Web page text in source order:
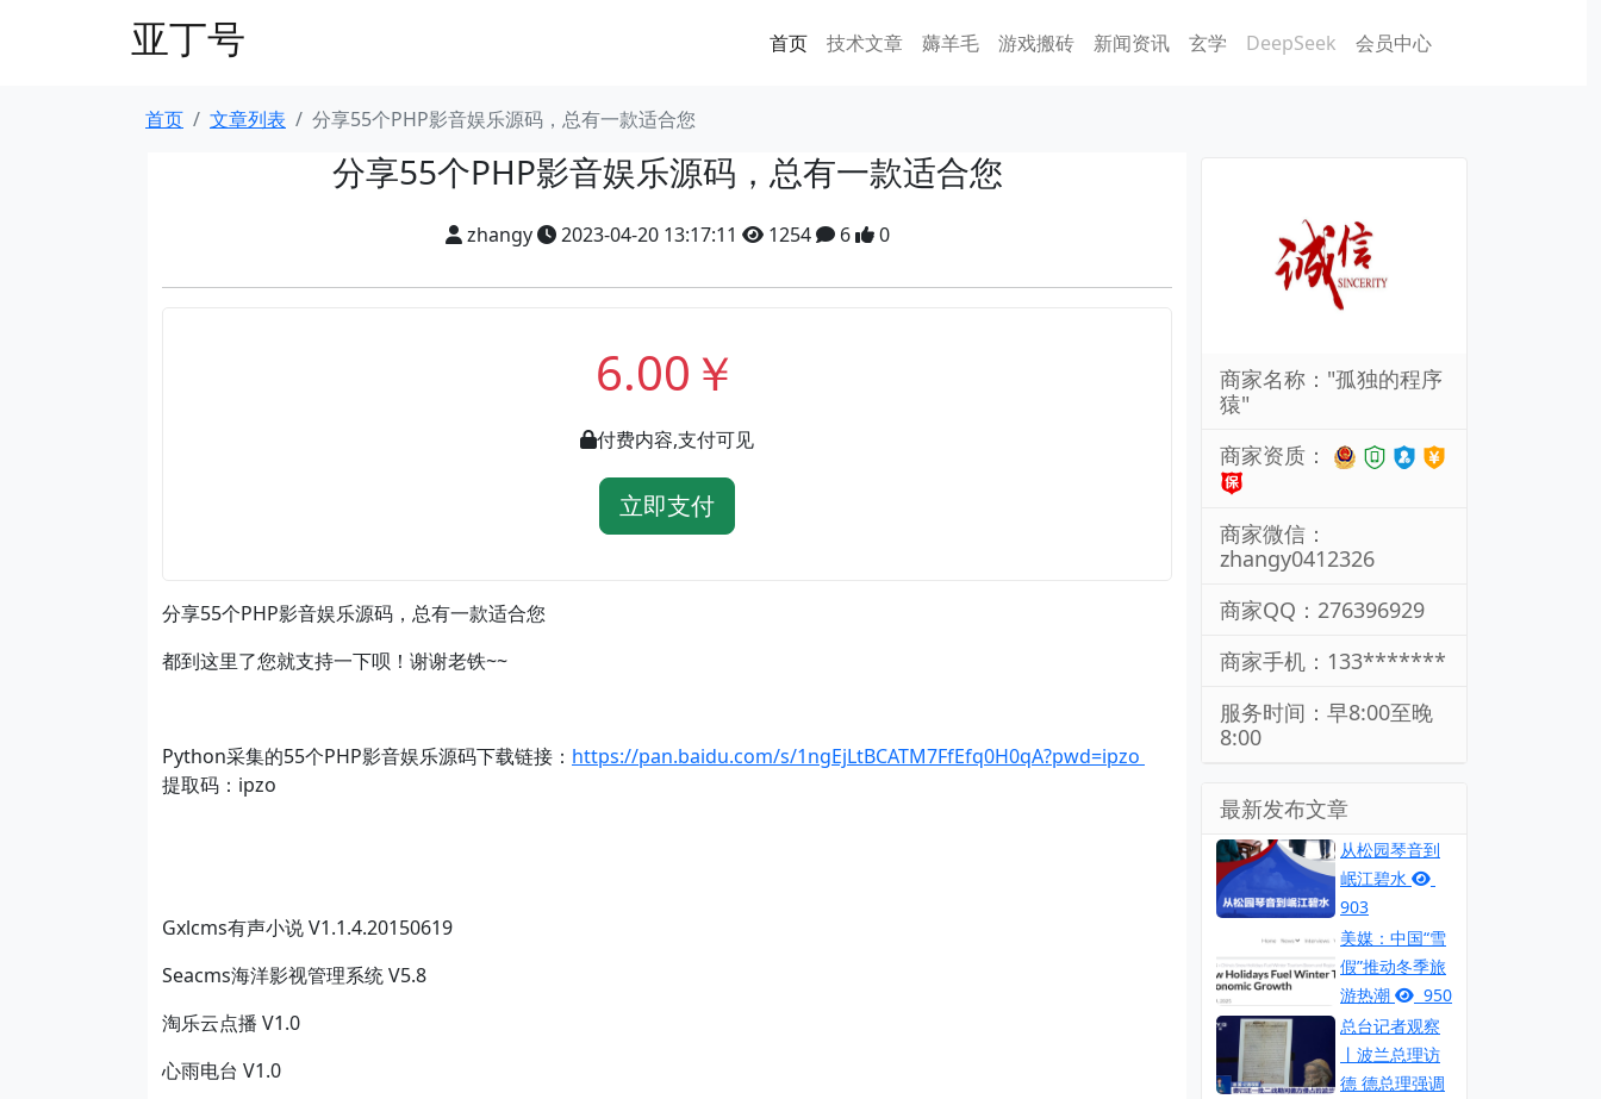
亚丁号 首页 技术文章 薅羊毛 游戏搬砖 新闻资讯 玄学 DeepSeek 会员中心
首页 文章列表 分享55个PHP影音娱乐源码，总有一款适合您
分享55个PHP影音娱乐源码，总有一款适合您
zhangy 2023-04-20 13:17:11 1254 6 0
6.00￥
付费内容,支付可见
立即支付
分享55个PHP影音娱乐源码，总有一款适合您
都到这里了您就支持一下呗！谢谢老铁~~
Python采集的55个PHP影音娱乐源码下载链接： https://pan.baidu.com/s/1ngEjLtBCATM7FfEfq0H0qA?pwd=ipzo
提取码：ipzo
Gxlcms有声小说 V1.1.4.20150619
Seacms海洋影视管理系统 V5.8
淘乐云点播 V1.0
心雨电台 V1.0
商家名称："孤独的程序
猿"
商家资质：
商家微信：
zhangy0412326
商家QQ：276396929
商家手机：133*******
服务时间：早8:00至晚
8:00
最新发布文章
从松园琴音到
岷江碧水
903
美媒：中国“雪
假”推动冬季旅
游热潮
950
总台记者观察
丨波兰总理访
德 德总理强调